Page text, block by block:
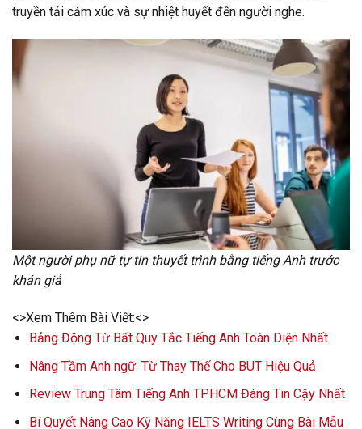
truyền tải cảm xúc và sự nhiệt huyết đến người nghe.
Một người phụ nữ tự tin thuyết trình bằng tiếng Anh trước
khán giả
<>Xem Thêm Bài Viết:<>
Bảng Động Từ Bất Quy Tắc Tiếng Anh Toàn Diện Nhất
Nâng Tầm Anh ngữ: Từ Thay Thế Cho BUT Hiệu Quả
Review Trung Tâm Tiếng Anh TPHCM Đáng Tin Cậy Nhất
Bí Quyết Nâng Cao Kỹ Năng IELTS Writing Cùng Bài Mẫu